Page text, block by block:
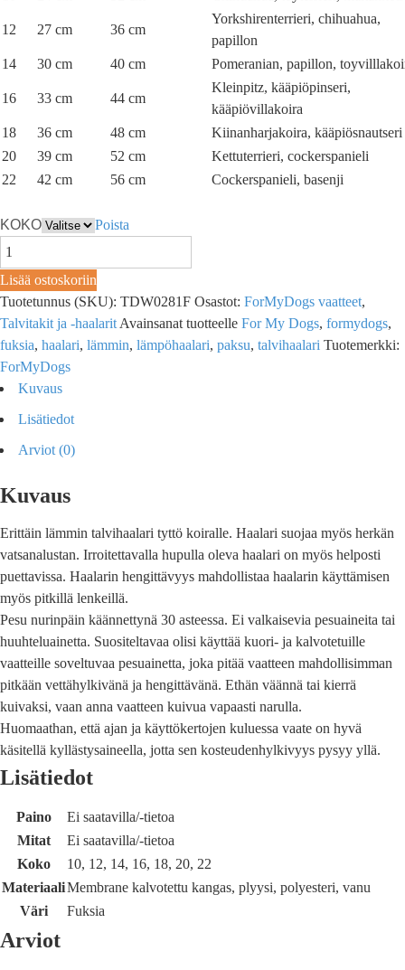
12 27 cm 36 cm
Yorkshirenterrieri, chihuahua,
papillon
14
30 cm 40 cm Pomeranian, papillon,
16 33 cm 44 cm
Kleinpitz, kääpiöpinseri,
kääpiövillakoira
18
36 cm 48 cm
Kiinanharjakoira, kääpiösnautseri
20
39 cm 52 cm
Kettuterrieri, cockerspanieli
22
42 cm 56 cm Cockerspanieli, basenji
KOKO Poista
Lisää ostoskoriin
Tuotetunnus (SKU): TDW0281F Osastot: ForMyDogs vaatteet,
Talvitakit ja -haalarit Avainsanat tuotteelle For My Dogs, formydogs,
fuksia, haalari, lämmin, lämpöhaalari, paksu, talvihaalari Tuotemerkki:
ForMyDogs
Kuvaus
Lisätiedot
Arviot (0)
Kuvaus
Erittäin lämmin talvihaalari tyttö koiralle. Haalari suojaa myös herkän
vatsanalustan. Irroitettavalla hupulla oleva haalari on myös helposti
puettavissa. Haalarin hengittävyys mahdollistaa haalarin käyttämisen
myös pitkillä lenkeillä.
Pesu nurinpäin käännettynä 30 asteessa. Ei valkaisevia pesuaineita tai
huuhteluainetta. Suositeltavaa olisi käyttää kuori- ja kalvotetuille
vaatteille soveltuvaa pesuainetta, joka pitää vaatteen mahdollisimman
pitkään vettähylkivänä ja hengittävänä. Ethän väännä tai kierrä
kuivaksi, vaan anna vaatteen kuivua vapaasti narulla.
Huomaathan, että ajan ja käyttökertojen kuluessa vaate on hyvä
käsitellä kyllästysaineella, jotta sen kosteudenhylkivyys pysyy yllä.
Lisätiedot
Paino
Ei saatavilla/-tietoa
Mitat
Ei saatavilla/-tietoa
Koko
10, 12, 14, 16, 18, 20, 22
MateriaaliMembrane kalvotettu kangas, plyysi, polyesteri, vanu
Väri
Fuksia
Arviot